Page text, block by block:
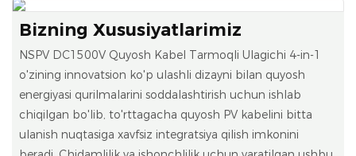
Bizning Xususiyatlarimiz
NSPV DC1500V Quyosh Kabel Tarmoqli Ulagichi 4-in-1
o'zining innovatsion ko'p ulashli dizayni bilan quyosh
energiyasi qurilmalarini soddalashtirish uchun ishlab
chiqilgan bo'lib, to'rttagacha quyosh PV kabelini bitta
ulanish nuqtasiga xavfsiz integratsiya qilish imkonini